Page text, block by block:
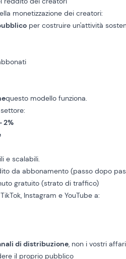
monetizzazione dei creatori:
per costruire un'attività
questo modello funziona.
2%
e scalabili.
da abbonamento (passo dopo
gratuito (strato di traffico)
TikTok, Instagram eYouTube a:
di distribuzione, non i vostri
il proprio pubblico